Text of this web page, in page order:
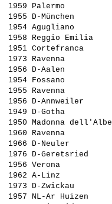
1959 Palermo
1955 D-München
1954 Agugliano
1958 Reggio Emilia
1951 Cortefranca
1973 Ravenna
1956 D-Aalen
1954 Fossano
1955 Ravenna
1956 D-Annweiler
1949 D-Gotha
1950 Madonna
1960 Ravenna
1966 D-Neuler
1976 D-Geretsried
1956 Verona
1962 A-Linz
1973 D-Zwickau
1957 NL-Ar Huizen